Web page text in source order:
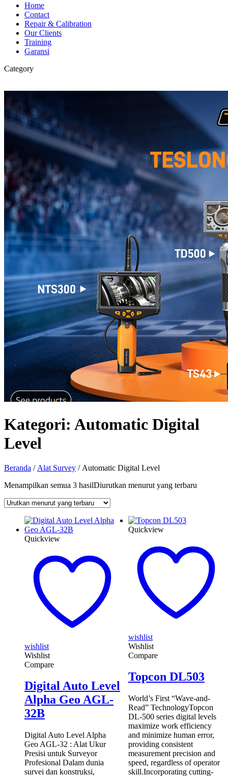
Home
Contact
Repair & Calibration
Our Clients
Training
Garansi
Category
Kategori: Automatic Digital
Level
Beranda /Alat Survey / Automatic Digital Level
Menampilkan semua 3 hasilDiurutkan menurut yang terbaru
Quickview
wishlist
Wishlist
Compare
Digital Auto Level
Alpha Geo AGL-
32B
Digital Auto Level Alpha
Geo AGL-32 : Alat Ukur
Presisi untuk Surveyor
Profesional Dalam dunia
survei dan konstruksi,
Quickview
wishlist
Wishlist
Compare
Topcon DL503
World’s First “Wave-and-
Read” TechnologyTopcon
DL-500 series digital levels
maximize work efficiency
and minimize human error,
providing consistent
measurement precision and
speed, regardless of operator
skill.Incorporating cutting-